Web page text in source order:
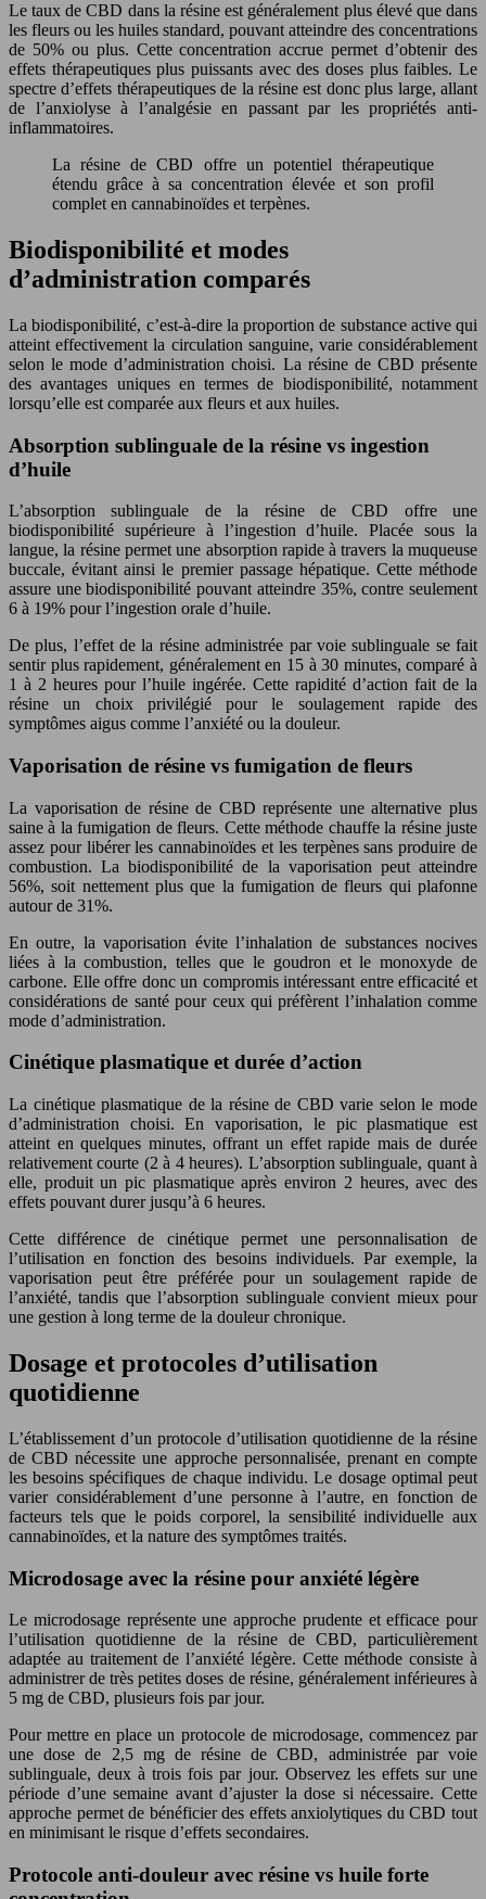
Le taux de CBD dans la résine est généralement plus élevé que dans
les fleurs ou les huiles standard, pouvant atteindre des concentrations
de 50% ou plus. Cette concentration accrue permet d’obtenir des
effets thérapeutiques plus puissants avec des doses plus faibles. Le
spectre d’effets thérapeutiques de la résine est donc plus large, allant
de l’anxiolyse à l’analgésie en passant par les propriétés anti-
inflammatoires.
La résine de CBD offre un potentiel thérapeutique
étendu grâce à sa concentration élevée et son profil
complet en cannabinoïdes et terpènes.
Biodisponibilité et modes
d’administration comparés
La biodisponibilité, c’est-à-dire la proportion de substance active qui
atteint effectivement la circulation sanguine, varie considérablement
selon le mode d’administration choisi. La résine de CBD présente
des avantages uniques en termes de biodisponibilité, notamment
lorsqu’elle est comparée aux fleurs et aux huiles.
Absorption sublinguale de la résine vs ingestion
d’huile
L’absorption sublinguale de la résine de CBD offre une
biodisponibilité supérieure à l’ingestion d’huile. Placée sous la
langue, la résine permet une absorption rapide à travers la muqueuse
buccale, évitant ainsi le premier passage hépatique. Cette méthode
assure une biodisponibilité pouvant atteindre 35%, contre seulement
6 à 19% pour l’ingestion orale d’huile.
De plus, l’effet de la résine administrée par voie sublinguale se fait
sentir plus rapidement, généralement en 15 à 30 minutes, comparé à
1 à 2 heures pour l’huile ingérée. Cette rapidité d’action fait de la
résine un choix privilégié pour le soulagement rapide des
symptômes aigus comme l’anxiété ou la douleur.
Vaporisation de résine vs fumigation de fleurs
La vaporisation de résine de CBD représente une alternative plus
saine à la fumigation de fleurs. Cette méthode chauffe la résine juste
assez pour libérer les cannabinoïdes et les terpènes sans produire de
combustion. La biodisponibilité de la vaporisation peut atteindre
56%, soit nettement plus que la fumigation de fleurs qui plafonne
autour de 31%.
En outre, la vaporisation évite l’inhalation de substances nocives
liées à la combustion, telles que le goudron et le monoxyde de
carbone. Elle offre donc un compromis intéressant entre efficacité et
considérations de santé pour ceux qui préfèrent l’inhalation comme
mode d’administration.
Cinétique plasmatique et durée d’action
La cinétique plasmatique de la résine de CBD varie selon le mode
d’administration choisi. En vaporisation, le pic plasmatique est
atteint en quelques minutes, offrant un effet rapide mais de durée
relativement courte (2 à 4 heures). L’absorption sublinguale, quant à
elle, produit un pic plasmatique après environ 2 heures, avec des
effets pouvant durer jusqu’à 6 heures.
Cette différence de cinétique permet une personnalisation de
l’utilisation en fonction des besoins individuels. Par exemple, la
vaporisation peut être préférée pour un soulagement rapide de
l’anxiété, tandis que l’absorption sublinguale convient mieux pour
une gestion à long terme de la douleur chronique.
Dosage et protocoles d’utilisation
quotidienne
L’établissement d’un protocole d’utilisation quotidienne de la résine
de CBD nécessite une approche personnalisée, prenant en compte
les besoins spécifiques de chaque individu. Le dosage optimal peut
varier considérablement d’une personne à l’autre, en fonction de
facteurs tels que le poids corporel, la sensibilité individuelle aux
cannabinoïdes, et la nature des symptômes traités.
Microdosage avec la résine pour anxiété légère
Le microdosage représente une approche prudente et efficace pour
l’utilisation quotidienne de la résine de CBD, particulièrement
adaptée au traitement de l’anxiété légère. Cette méthode consiste à
administrer de très petites doses de résine, généralement inférieures à
5 mg de CBD, plusieurs fois par jour.
Pour mettre en place un protocole de microdosage, commencez par
une dose de 2,5 mg de résine de CBD, administrée par voie
sublinguale, deux à trois fois par jour. Observez les effets sur une
période d’une semaine avant d’ajuster la dose si nécessaire. Cette
approche permet de bénéficier des effets anxiolytiques du CBD tout
en minimisant le risque d’effets secondaires.
Protocole anti-douleur avec résine vs huile forte